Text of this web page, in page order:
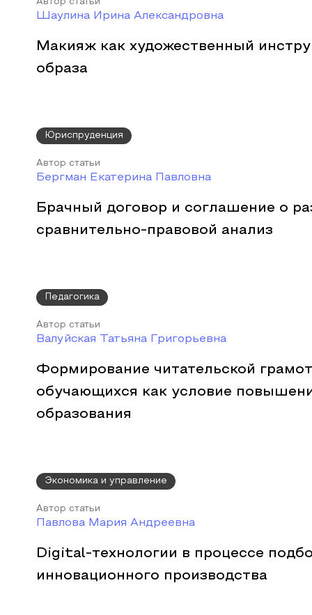
Автор статьи
Шаулина Ирина Александровна
Макияж как художественный
образа
Юриспруденция
Автор статьи
Бергман Екатерина Павловна
Брачный договор и соглашение о
сравнительно-правовой анализ
Педагогика
Автор статьи
Валуйская Татьяна Григорьевна
Формирование читательской
обучающихся как условие
образования
Экономика и управление
Автор статьи
Павлова Мария Андреевна
Digital-технологии в процессе
инновационного производства